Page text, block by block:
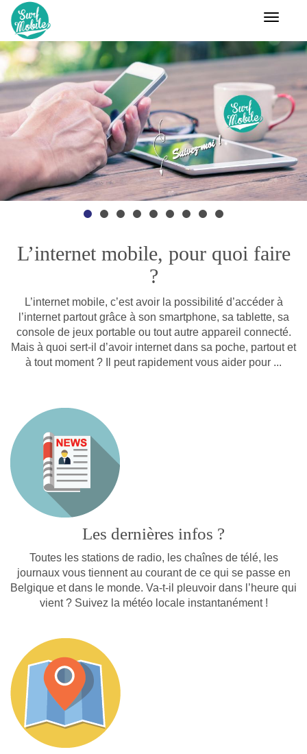
Aller
au
contenu
principal
Toggle
L’internet mobile, pour quoi faire
?
L’internet mobile, c’est avoir la possibilité d’accéder à
l’internet partout grâce à son smartphone, sa tablette, sa
console de jeux portable ou tout autre appareil connecté.
Mais à quoi sert-il d’avoir internet dans sa poche, partout et
à tout moment ? Il peut rapidement vous aider pour ...
Les dernières infos ?
Toutes les stations de radio, les chaînes de télé, les
journaux vous tiennent au courant de ce qui se passe en
Belgique et dans le monde. Va-t-il pleuvoir dans l’heure qui
vient ? Suivez la météo locale instantanément !